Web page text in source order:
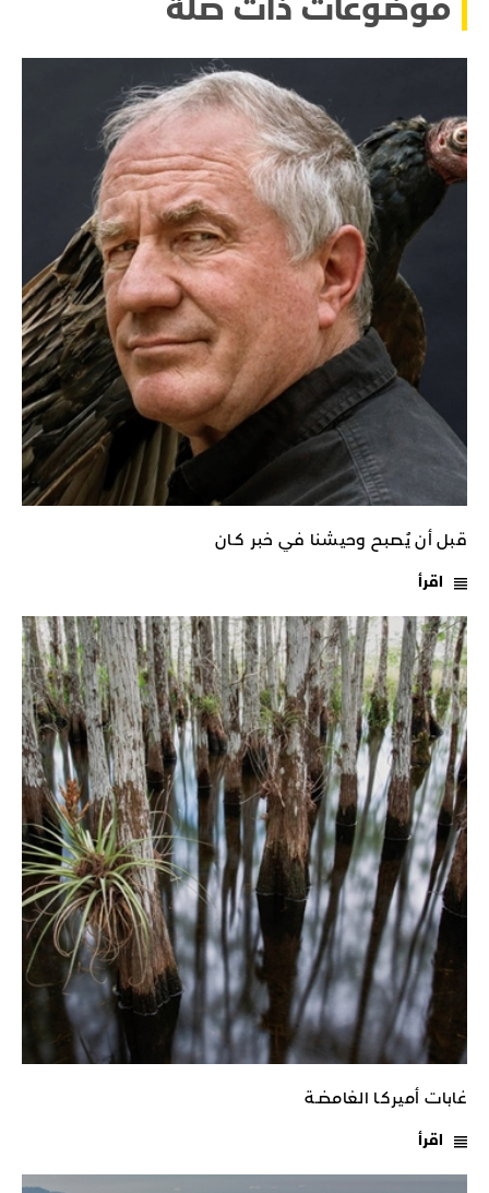
موضوعات ذات صلة
قبل أن يُصبح وحيشنا في خبر كـان
اقرأ
غابات أميركـا الغامضـة
اقرأ